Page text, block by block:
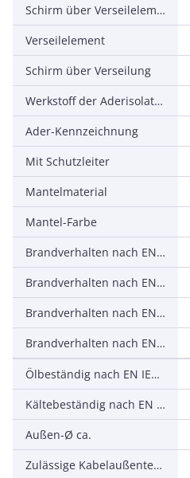
Schirm über Verseilelement
Verseilelement
Schirm über Verseilung
Werkstoff der Aderisolation
Ader-Kennzeichnung
Mit Schutzleiter
Mantelmaterial
Mantel-Farbe
Brandverhalten nach EN 13501-6: Klasse
Brandverhalten nach EN 13501-6: Rauchentwicklung
Brandverhalten nach EN 13501-6: Abtropfverhalten
Brandverhalten nach EN 13501-6: Säureentwicklung
Ölbeständig nach EN IEC 60811-404
Kältebeständig nach EN 60811-504+505+506
Außen-Ø ca.
Zulässige Kabelaußentemperatur bei Montage/Handling